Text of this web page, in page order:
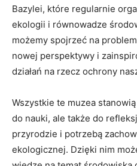
Bazylei, które ⁤regularnie
ekologii ‌i‍ równowadze
możemy spojrzeć na
nowej perspektywy i
działań na rzecz ochrony
Wszystkie te muzea
do nauki, ale ⁤także ⁣do
przyrodzie i potrzebą
ekologicznej. Dzięki nim